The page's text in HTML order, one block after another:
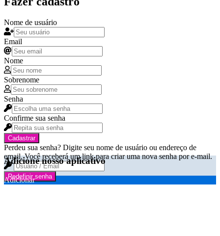
Nome de usuário
Email
Nome
Sobrenome
Senha
Confirme sua senha
Cadastrar
Perdeu sua senha? Digite seu nome de usuário ou endereço de
email. Você receberá um link para criar uma nova senha por e-mail.
Redefinir senha
Adicione nosso aplicativo
Adicionar